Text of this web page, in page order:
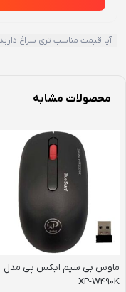
آیا قیمت مناسب تری سراغ
محصولات مشابه
ماوس بی سیم ایکس پی مدل
XP-W490K